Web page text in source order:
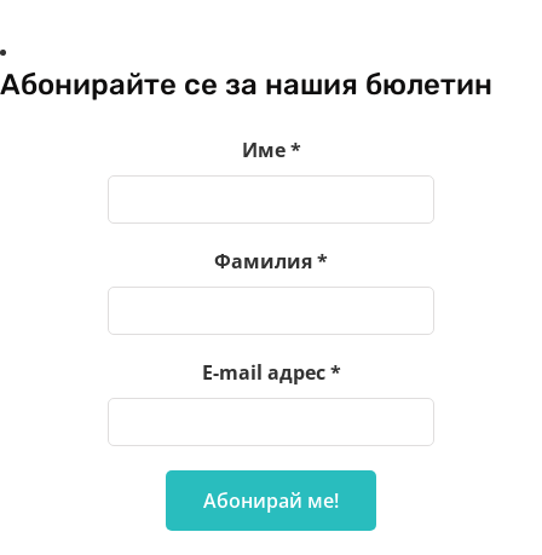
Абонирайте се за нашия бюлетин
Име*
Фамилия*
E-mail адрес*